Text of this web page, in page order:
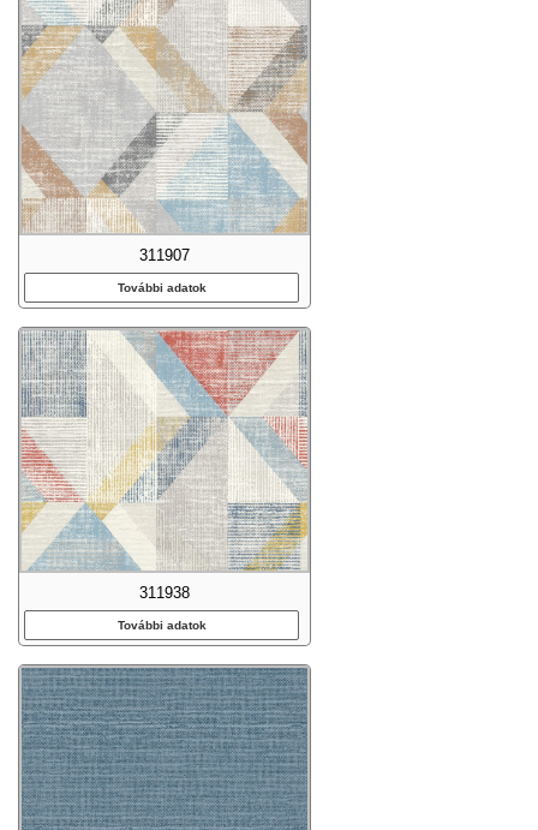
311907
További adatok
311938
További adatok